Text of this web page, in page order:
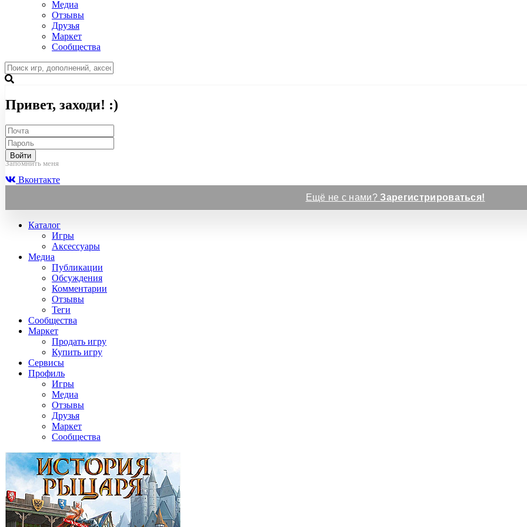
Медиа
Отзывы
Друзья
Маркет
Сообщества
Привет, заходи! :)
Войти
Запомнить меня
Вконтакте
Ещё не с нами?Зарегистрироваться!
Каталог
Игры
Аксессуары
Медиа
Публикации
Обсуждения
Комментарии
Отзывы
Теги
Сообщества
Маркет
Продать игру
Купить игру
Сервисы
Профиль
Игры
Медиа
Отзывы
Друзья
Маркет
Сообщества